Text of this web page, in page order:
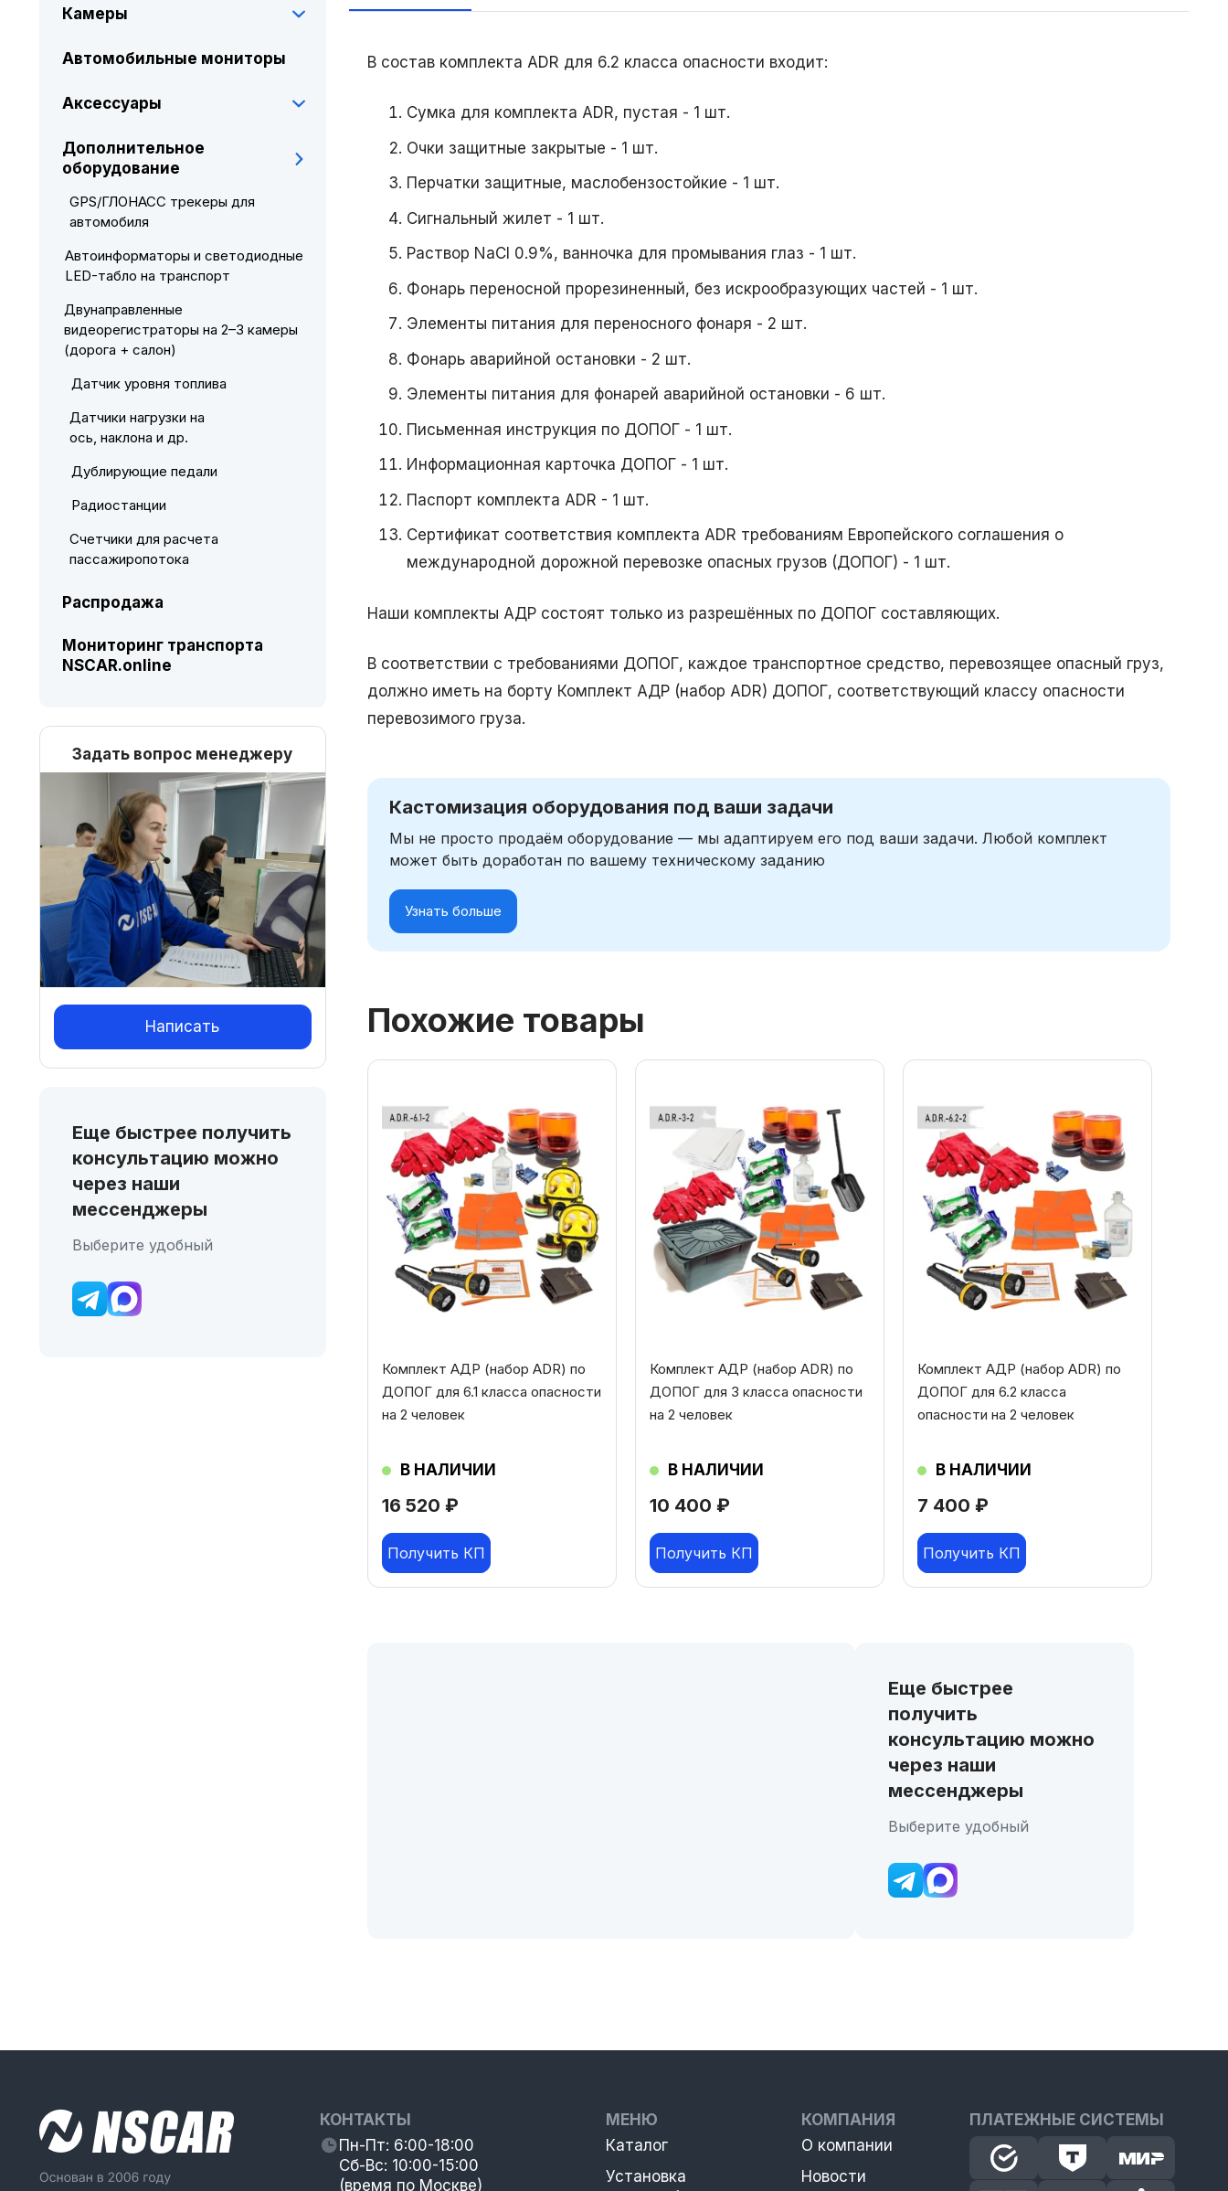
В состав комплекта ADR для 6.2 класса опасности входит:
Сумка для комплекта ADR, пустая - 1 шт.
Очки защитные закрытые - 1 шт.
Перчатки защитные, маслобензостойкие - 1 шт.
Сигнальный жилет - 1 шт.
Раствор NaCl 0.9%, ванночка для промывания глаз - 1 шт.
Фонарь переносной прорезиненный, без искрообразующих частей - 1 шт.
Элементы питания для переносного фонаря - 2 шт.
Фонарь аварийной остановки - 2 шт.
Элементы питания для фонарей аварийной остановки - 6 шт.
Письменная инструкция по ДОПОГ - 1 шт.
Информационная карточка ДОПОГ - 1 шт.
Паспорт комплекта ADR - 1 шт.
Сертификат соответствия комплекта ADR требованиям Европейского соглашения о
международной дорожной перевозке опасных грузов (ДОПОГ) - 1 шт.
Наши комплекты АДР состоят только из разрешённых по ДОПОГ составляющих.
В соответствии с требованиями ДОПОГ, каждое транспортное средство, перевозящее опасный груз,
должно иметь на борту Комплект АДР (набор ADR) ДОПОГ, соответствующий классу опасности
перевозимого груза.
Кастомизация оборудования под ваши задачи
Мы не просто продаём оборудование — мы адаптируем его под ваши задачи. Любой комплект
может быть доработан по вашему техническому заданию
Узнать больше
Похожие товары
16 520 ₽
Комплект АДР (набор ADR) по
ДОПОГ для 6.1 класса опасности
на 2 человек
В НАЛИЧИИ
Получить КП
10 400 ₽
Комплект АДР (набор ADR) по
ДОПОГ для 3 класса опасности
на 2 человек
В НАЛИЧИИ
Получить КП
7 400 ₽
Комплект АДР (набор ADR) по
ДОПОГ для 6.2 класса
опасности на 2 человек
В НАЛИЧИИ
Получить КП
Еще быстрее
получить
консультацию можно
через наши
мессенджеры
Выберите удобный
Камеры
Автомобильные мониторы
Аксессуары
Дополнительное
оборудование
GPS/ГЛОНАСС трекеры для
автомобиля
Автоинформаторы и светодиодные
LED-табло на транспорт
Двунаправленные
видеорегистраторы на 2–3 камеры
(дорога + салон)
Датчик уровня топлива
Датчики нагрузки на
ось, наклона и др.
Дублирующие педали
Радиостанции
Счетчики для расчета
пассажиропотока
Распродажа
Мониторинг транспорта
NSCAR.online
Задать вопрос менеджеру
Написать
Еще быстрее получить
консультацию можно
через наши
мессенджеры
Выберите удобный
КОНТАКТЫ
Пн-Пт: 6:00-18:00
Сб-Вс: 10:00-15:00
(время по Москве)
МЕНЮ
Каталог
Установка
КОМПАНИЯ
О компании
Новости
ПЛАТЕЖНЫЕ СИСТЕМЫ